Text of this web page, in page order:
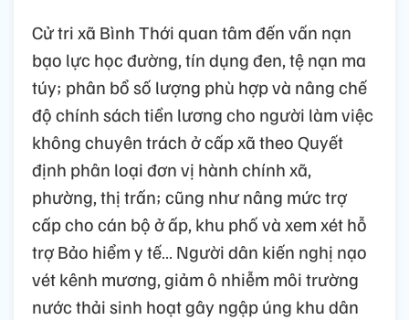
Cử tri xã Bình Thới quan tâm đến vấn nạn
bạo lực học đường, tín dụng đen, tệ nạn ma
túy; phân bổ số lượng phù hợp và nâng chế
độ chính sách tiền lương cho người làm việc
không chuyên trách ở cấp xã theo Quyết
định phân loại đơn vị hành chính xã,
phường, thị trấn; cũng như nâng mức trợ
cấp cho cán bộ ở ấp, khu phố và xem xét hỗ
trợ Bảo hiểm y tế… Người dân kiến nghị nạo
vét kênh mương, giảm ô nhiễm môi trường
nước thải sinh hoạt gây ngập úng khu dân